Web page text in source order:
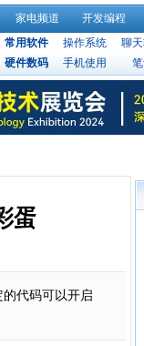
家电频道 开发编程
常用软件 操作系统 聊
硬件数码
手机使用
蛋
代码可以开启